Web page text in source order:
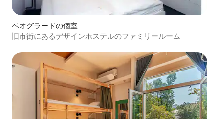
ベオグラードの個室
旧市街にあるデザインホステルのファミリールーム